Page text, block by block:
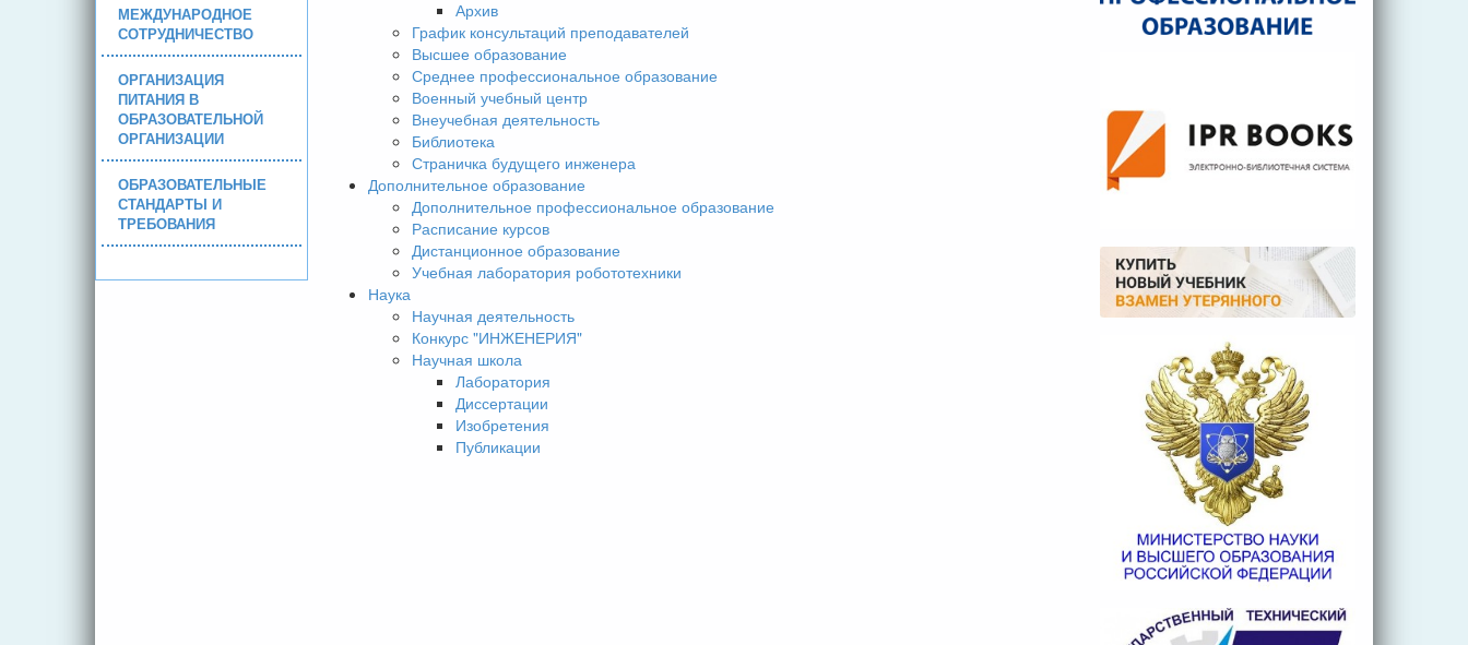
МЕЖДУНАРОДНОЕ
СОТРУДНИЧЕСТВО
ОРГАНИЗАЦИЯ
ПИТАНИЯ В
ОБРАЗОВАТЕЛЬНОЙ
ОРГАНИЗАЦИИ
ОБРАЗОВАТЕЛЬНЫЕ
СТАНДАРТЫ И
ТРЕБОВАНИЯ
Архив
График консультаций преподавателей
Высшее образование
Среднее профессиональное образование
Военный учебный центр
Внеучебная деятельность
Библиотека
Страничка будущего инженера
Дополнительное образование
Дополнительное профессиональное образование
Расписание курсов
Дистанционное образование
Учебная лаборатория робототехники
Наука
Научная деятельность
Конкурс "ИНЖЕНЕРИЯ"
Научная школа
Лаборатория
Диссертации
Изобретения
Публикации